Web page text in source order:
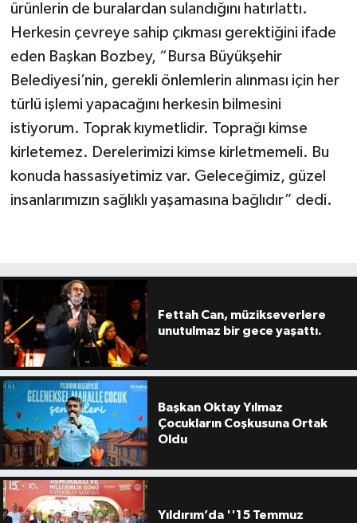
ürünlerin de buralardan sulandığını hatırlattı.
Herkesin çevreye sahip çıkması gerektiğini ifade
eden Başkan Bozbey, “Bursa Büyükşehir
Belediyesi’nin, gerekli önlemlerin alınması için her
türlü işlemi yapacağını herkesin bilmesini
istiyorum. Toprak kıymetlidir. Toprağı kimse
kirletemez. Derelerimizi kimse kirletmemeli. Bu
konuda hassasiyetimiz var. Geleceğimiz, güzel
insanlarımızın sağlıklı yaşamasına bağlıdır” dedi.
Fettah Can, müzikseverlere
unutulmaz bir gece yaşattı.
Başkan Oktay Yılmaz
Çocukların Coşkusuna Ortak
Oldu
Yıldırım’da ''15 Temmuz